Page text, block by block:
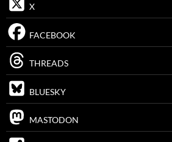
X
FACEBOOK
THREADS
BLUESKY
MASTODON